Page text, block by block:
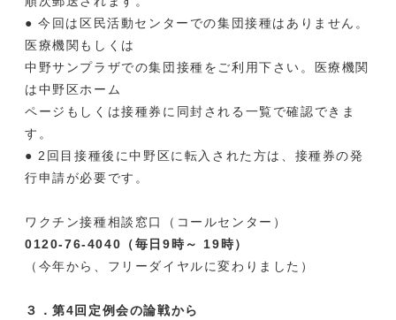
● 今回は区民活動センターでの集団接種はありません。
医療機関もしくは
中野サンプラザでの集団接種をご利用下さい。医療機関
は中野区ホーム
ページもしくは接種券に同封される一覧で確認できま
す。
● 2回目接種後に中野区に転入された方は、接種券の発
行申請が必要です。
ワクチン接種相談窓口（コールセンター）
0120-76-4040（毎日9時～ 19時）
（今年から、フリーダイヤルに変わりました）
３．第4回定例会の論戦から